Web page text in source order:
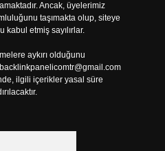
Ancak, üyelerimiz
taşımakta olup, siteye
etmiş sayılırlar.
aykırı olduğunu
backlinkpanelicomtr@gmail.com
ilgili içerikler yasal süre